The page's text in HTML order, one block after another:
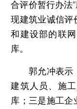
合评价暂行办法
现建筑业诚信评
和建设部的联
库。
郭允冲表示，
建筑人员、施
库；三是施工